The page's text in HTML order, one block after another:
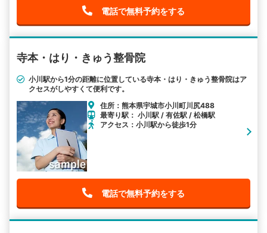
電話で無料予約をする
寺本・はり・きゅう整骨院
小川駅から1分の距離に位置している寺本・はり・きゅう整骨院はア
クセスがしやすくて便利です。
住所：熊本県宇城市小川町川尻488
最寄り駅： 小川駅 / 有佐駅 / 松橋駅
アクセス：小川駅から徒歩1分
電話で無料予約をする